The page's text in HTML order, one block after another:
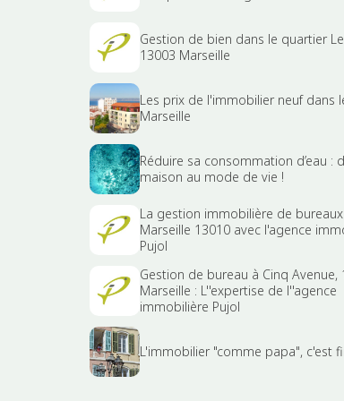
Gestion de bien dans le quartier
13003 Marseille
Les prix de l'immobilier neuf dans
Marseille
Réduire sa consommation d’eau :
maison au mode de vie !
La gestion immobilière de
Marseille 13010 avec l'agence
Pujol
Gestion de bureau à Cinq Avenue,
Marseille : L''expertise de l''agence
immobilière Pujol
L'immobilier "comme papa", c'est